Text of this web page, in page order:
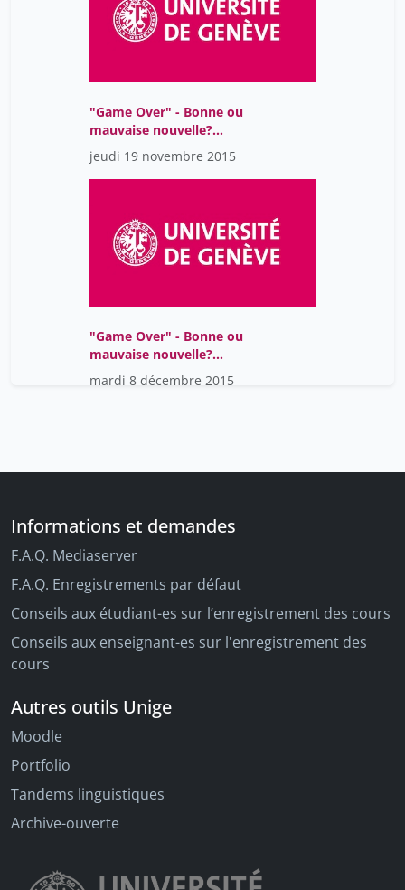
"Game Over" - Bonne ou
mauvaise nouvelle?
L'eschatologie en
question
jeudi 19 novembre 2015
"Game Over" - Bonne ou
mauvaise nouvelle?
L'eschatologie en
question
mardi 8 décembre 2015
Informations et demandes
F.A.Q. Mediaserver
F.A.Q. Enregistrements par défaut
Conseils aux étudiant-es sur l’enregistrement des cours
Conseils aux enseignant-es sur l'enregistrement des
cours
Autres outils Unige
Moodle
Portfolio
Tandems linguistiques
Archive-ouverte